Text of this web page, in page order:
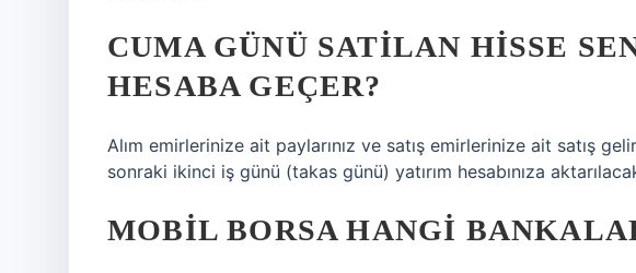
CUMA GÜNÜ SATILAN HISSE
HESABA GEÇER?
Alım emirlerinize ait paylarınız ve satış emirlerinize ait satış
sonraki ikinci iş günü (takas günü) yatırım hesabınıza
MOBIL BORSA HANGI